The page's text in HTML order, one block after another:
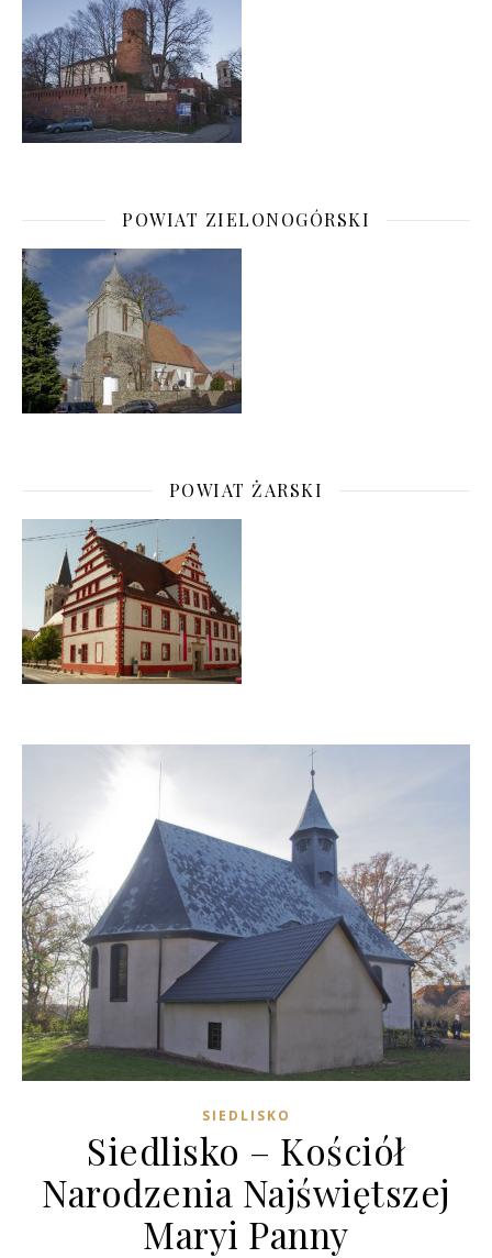
POWIAT ZIELONOGÓRSKI
POWIAT ŻARSKI
SIEDLISKO
Siedlisko – Kościół
Narodzenia Najświętszej
Maryi Panny